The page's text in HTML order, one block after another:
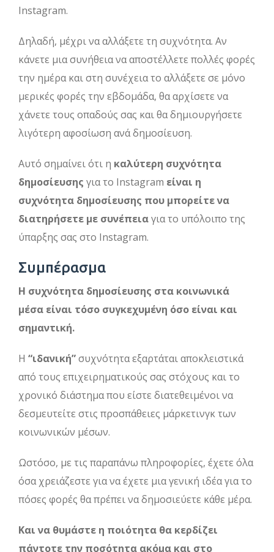
Instagram.
Δηλαδή, μέχρι να αλλάξετε τη συχνότητα. Αν
κάνετε μια συνήθεια να αποστέλλετε πολλές φορές
την ημέρα και στη συνέχεια το αλλάξετε σε μόνο
μερικές φορές την εβδομάδα, θα αρχίσετε να
χάνετε τους οπαδούς σας και θα δημιουργήσετε
λιγότερη αφοσίωση ανά δημοσίευση.
Αυτό σημαίνει ότι η καλύτερη συχνότητα
δημοσίευσης για το Instagram είναι η
συχνότητα δημοσίευσης που μπορείτε να
διατηρήσετε με συνέπειαγια το υπόλοιπο της
ύπαρξης σας στο Instagram.
Συμπέρασμα
Η συχνότητα δημοσίευσης στα κοινωνικά
μέσα είναι τόσο συγκεχυμένη όσο είναι και
σημαντική.
Η “ιδανική”συχνότητα εξαρτάται αποκλειστικά
από τους επιχειρηματικούς σας στόχους και το
χρονικό διάστημα που είστε διατεθειμένοι να
δεσμευτείτε στις προσπάθειες μάρκετινγκ των
κοινωνικών μέσων.
Ωστόσο, με τις παραπάνω πληροφορίες, έχετε όλα
όσα χρειάζεστε για να έχετε μια γενική ιδέα για το
πόσες φορές θα πρέπει να δημοσιεύετε κάθε μέρα.
Και να θυμάστε η ποιότητα θα κερδίζει
πάντοτε την ποσότητα ακόμα και στο